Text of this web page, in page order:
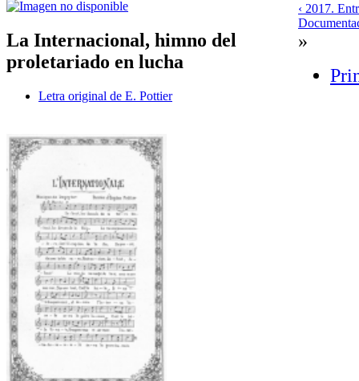
La Internacional, himno del
proletariado en lucha
Letra original de E. Pottier
‹ 2017.
»